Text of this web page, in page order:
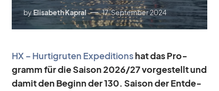
by Elisabeth Kapral 17. September 2024
HX – Hur­tig­ru­ten Ex­pe­di­ti­onshat das Pro­
gramm für die Sai­son 2026/​27 vor­ge­stellt und
da­mit den Be­ginn der 130. Sai­son der Ent­de­